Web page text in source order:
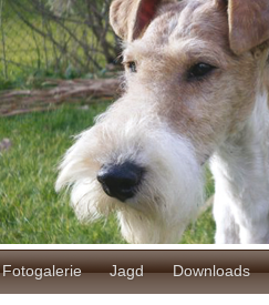
Fotogalerie Jagd Downloads